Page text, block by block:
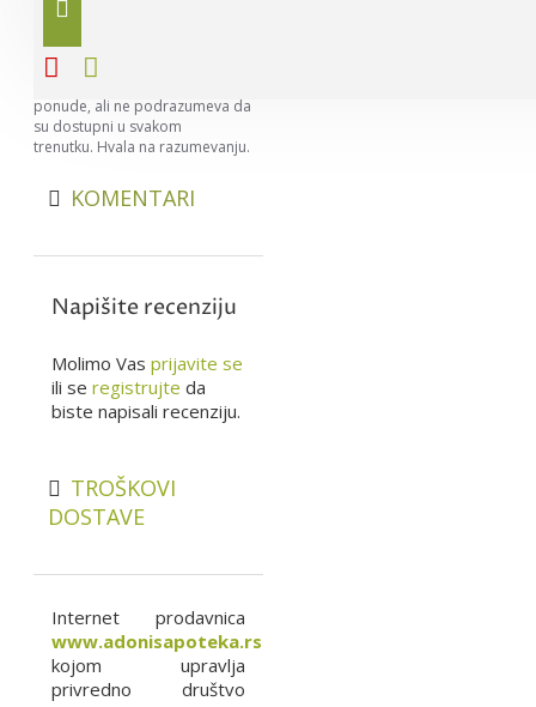
garantujemo da su svi opisi
kompletni i bez greške. Svi artikli
ponude, ali ne podrazumeva da
su dostupni u svakom
trenutku. Hvala na razumevanju.
KOMENTARI
Napišite recenziju
Molimo Vas prijavite se
ili se registrujte da
biste napisali recenziju.
TROŠKOVI
DOSTAVE
Internet prodavnica
www.adonisapoteka.rs
kojom upravlja
privredno društvo